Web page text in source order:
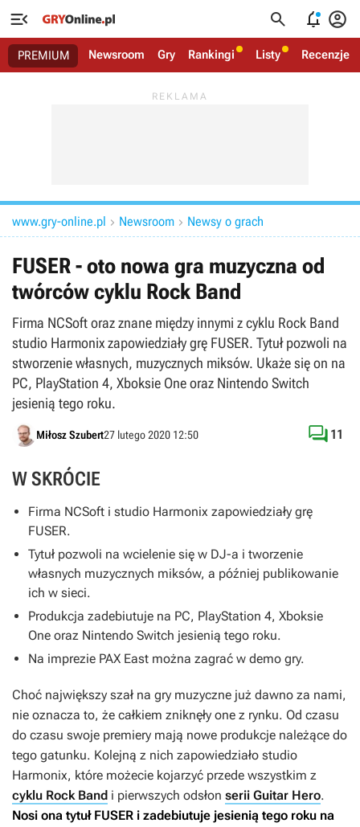
   
PREMIUM Newsroom Gry Rankingi Listy Recenzje
www.gry-online.pl  Newsroom  Newsy o grach
FUSER - oto nowa gra muzyczna od
twórców cyklu Rock Band
Firma NCSoft oraz znane między innymi z cyklu Rock Band
studio Harmonix zapowiedziały grę FUSER. Tytuł pozwoli na
stworzenie własnych, muzycznych miksów. Ukaże się on na
PC, PlayStation 4, Xboksie One oraz Nintendo Switch
jesienią tego roku.
Miłosz Szubert27 lutego 2020 12:50  11
W SKRÓCIE
Firma NCSoft i studio Harmonix zapowiedziały grę
FUSER.
Tytuł pozwoli na wcielenie się w DJ-a i tworzenie
własnych muzycznych miksów, a później publikowanie
ich w sieci.
Produkcja zadebiutuje na PC, PlayStation 4, Xboksie
One oraz Nintendo Switch jesienią tego roku.
Na imprezie PAX East można zagrać w demo gry.
Choć największy szał na gry muzyczne już dawno za nami,
nie oznacza to, że całkiem zniknęły one z rynku. Od czasu
do czasu swoje premiery mają nowe produkcje należące do
tego gatunku. Kolejną z nich zapowiedziało studio
Harmonix, które możecie kojarzyć przede wszystkim z
cyklu Rock Band i pierwszych odsłon serii Guitar Hero.
Nosi ona tytuł FUSER i zadebiutuje jesienią tego roku na